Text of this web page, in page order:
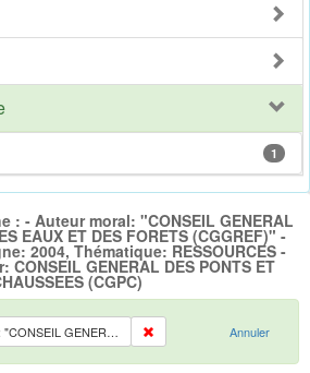
1
: - Auteur moral: "CONSEIL GENERAL
EAUX ET DES FORETS (CGGREF)" -
2004, Thématique: RESSOURCES -
CONSEIL GENERAL DES PONTS ET
(CGPC)
Auteur moral: "CONSEIL GENERAL DU GENIE RURAL, DES EAUX ET DES FORETS (CGGREF)" Annuler